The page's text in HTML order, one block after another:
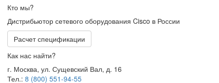
Кто мы?
Дистрибьютор сетевого оборудования Cisco в России
Расчет спецификации
Как нас найти?
г. Москва, ул. Сущевский Вал, д. 16
Тел.: 8 (800) 551-94-55